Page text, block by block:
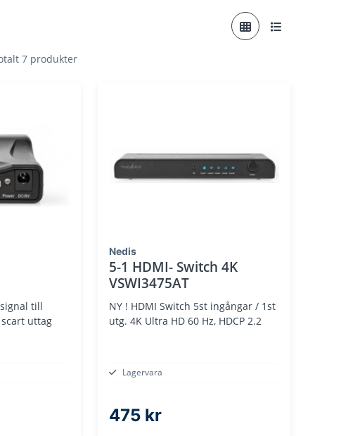
7 produkter
till
uttag
Nedis
5-1 HDMI- Switch 4K
VSWI3475AT
NY ! HDMI Switch 5st ingångar / 1st
utg. 4K Ultra HD 60 Hz, HDCP 2.2
Lagervara
475 kr